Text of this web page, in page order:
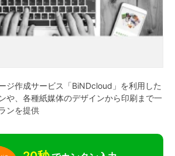
ジ作成サービス「BiNDcloud」を利用した
や、各種紙媒体のデザインから印刷まで一
ンを提供